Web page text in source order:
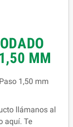
MM
1,50 mm
llámanos al
aquí. Te